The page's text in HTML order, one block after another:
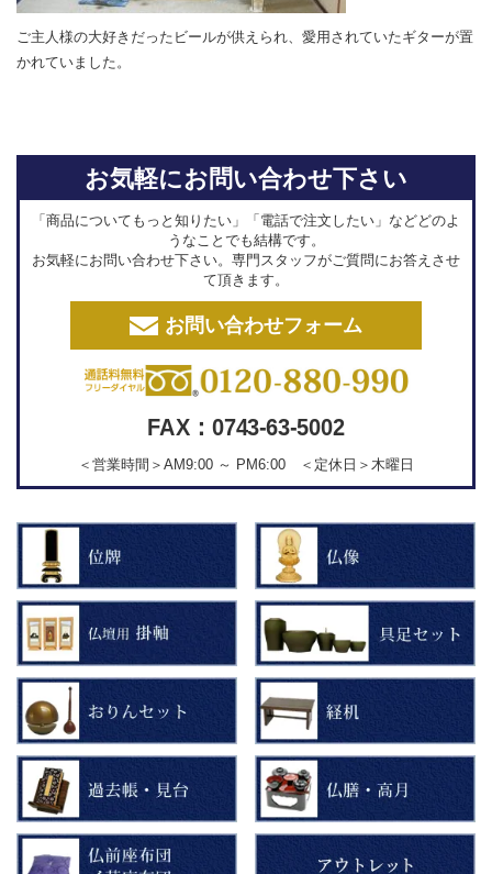
ご主人様の大好きだったビールが供えられ、愛用されていたギターが置
かれていました。
お気軽にお問い合わせ下さい
「商品についてもっと知りたい」「電話で注文したい」などどのよ
うなことでも結構です。
お気軽にお問い合わせ下さい。専門スタッフがご質問にお答えさせ
て頂きます。
お問い合わせフォーム
FAX：0743-63-5002
＜営業時間＞AM9:00 ～ PM6:00 ＜定休日＞木曜日